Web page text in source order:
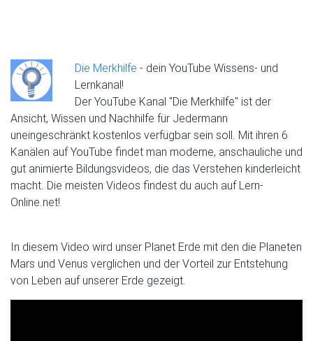
Die Merkhilfe - dein YouTube Wissens- und
Lernkanal!
Der YouTube Kanal "Die Merkhilfe" ist der
Ansicht, Wissen und Nachhilfe für Jedermann
uneingeschränkt kostenlos verfügbar sein soll. Mit ihren 6
Kanälen auf YouTube findet man moderne, anschauliche und
gut animierte Bildungsvideos, die das Verstehen kinderleicht
macht. Die meisten Videos findest du auch auf Lern-
Online.net!
In diesem Video wird unser Planet Erde mit den die Planeten
Mars und Venus verglichen und der Vorteil zur Entstehung
von Leben auf unserer Erde gezeigt.